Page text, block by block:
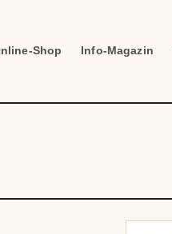
Shop Info-Magazin